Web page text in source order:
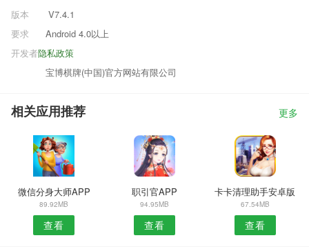
版本
V7.4.1
要求
Android 4.0以上
隐私政策
开发者
宝博棋牌(中国)官方网站有限公司
相关应用推荐 更多
微信分身大师APP
89.92MB
查看
职引官APP
94.95MB
查看
卡卡清理助手安卓版
67.54MB
查看